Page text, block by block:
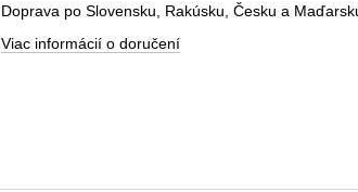
Doprava po Slovensku, Rakúsku, Česku a
Viac informácií o doručení